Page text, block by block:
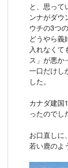
と、思って
ンナがダウ
ウチの3つ
どうやら義
入れなくて
ス」が悪か
一口だけし
した。
カナダ建国
ったのでし
お口直しに
若い鹿のよ